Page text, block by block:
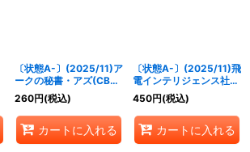
〔状態A-〕(2025/11)ア
ークの秘書・アズ(CB34
収録)【X】{CB17-X06}
《紫》
260円(税込)
カートに入れる
〔状態A-〕(2025/11)飛
電インテリジェンス社長
秘書・イズ【CP】
{CB34-CP07}《緑》
450円(税込)
カートに入れる